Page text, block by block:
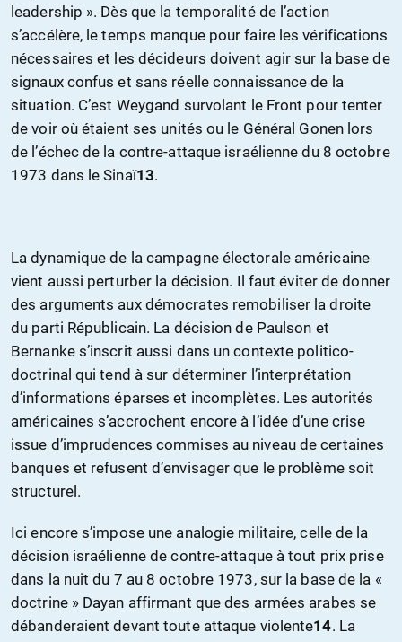
leadership ». Dès que la temporalité de l’action
s’accélère, le temps manque pour faire les vérifications
nécessaires et les décideurs doivent agir sur la base de
signaux confus et sans réelle connaissance de la
situation. C’est Weygand survolant le Front pour tenter
de voir où étaient ses unités ou le Général Gonen lors
de l’échec de la contre-attaque israélienne du 8 octobre
1973 dans le Sinaï13.
La dynamique de la campagne électorale américaine
vient aussi perturber la décision. Il faut éviter de donner
des arguments aux démocrates remobiliser la droite
du parti Républicain. La décision de Paulson et
Bernanke s’inscrit aussi dans un contexte politico-
doctrinal qui tend à sur déterminer l’interprétation
d’informations éparses et incomplètes. Les autorités
américaines s’accrochent encore à l’idée d’une crise
issue d’imprudences commises au niveau de certaines
banques et refusent d’envisager que le problème soit
structurel.
Ici encore s’impose une analogie militaire, celle de la
décision israélienne de contre-attaque à tout prix prise
dans la nuit du 7 au 8 octobre 1973, sur la base de la «
doctrine » Dayan affirmant que des armées arabes se
débanderaient devant toute attaque violente14. La